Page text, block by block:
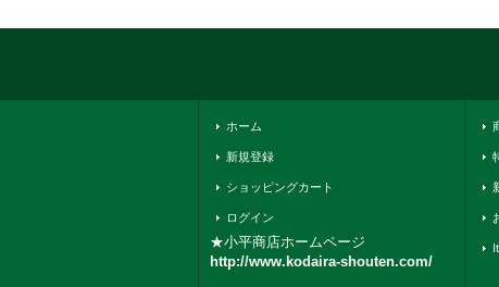
ホーム
新規登録
ショッピングカート
ログイン
★小平商店ホームページ
http://www.kodaira-shouten.com/